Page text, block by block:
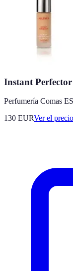
Instant
Perfumería Comas ES
130 EURVer el precio